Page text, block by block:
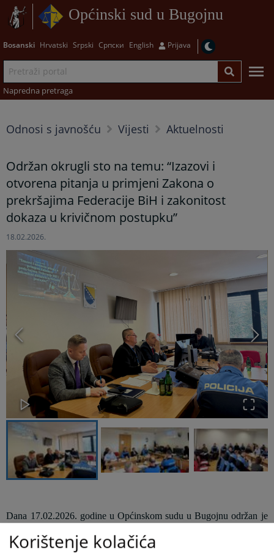
Općinski sud u Bugojnu
Bosanski Hrvatski Srpski Српски English Prijava
Napredna pretraga
Odnosi s javnošću Vijesti Aktuelnosti
Održan okrugli sto na temu: “Izazovi i
otvorena pitanja u primjeni Zakona o
prekršajima Federacije BiH i zakonitost
dokaza u krivičnom postupku”
18.02.2026.
Dana 17.02.2026. godine u Općinskom sudu u Bugojnu održan je
prekršajima Federacije BiH i zakonitost dokaza u krivičnom
postupku.”
Korištenje kolačića